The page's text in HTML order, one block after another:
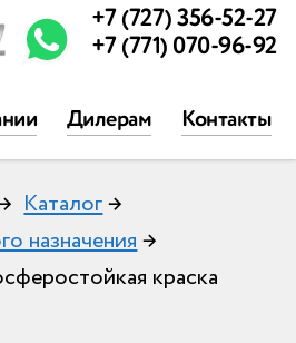
Дилерам Контакты
+7 (727) 356-52-27
+7 (771) 070-96-92
Каталог→
назначения →
краска